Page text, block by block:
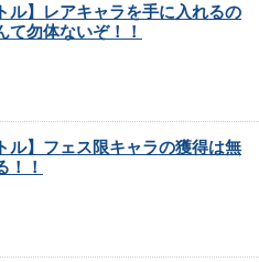
ル】レアキャラを手に入れるの
て勿体ないぞ！！
ル】フェス限キャラの獲得は無
！！